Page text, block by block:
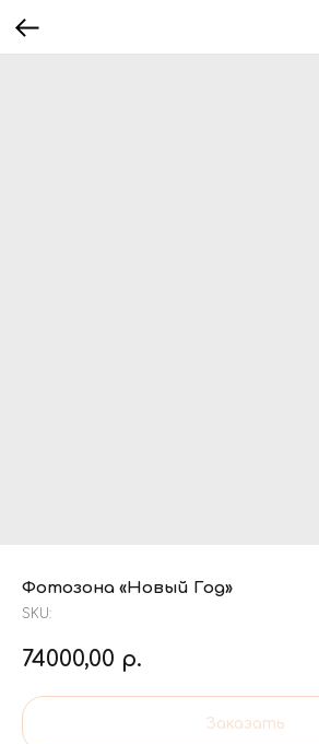
Фотозона «Новый Год»
SKU:
74000,00 р.
Заказать